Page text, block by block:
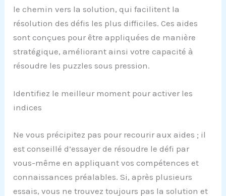
le chemin vers la solution, qui facilitent la
résolution des défis les plus difficiles. Ces aides
sont conçues pour être appliquées de manière
stratégique, améliorant ainsi votre capacité à
résoudre les puzzles sous pression.
Identifiez le meilleur moment pour activer les
indices
Ne vous précipitez pas pour recourir aux aides ; il
est conseillé d’essayer de résoudre le défi par
vous-même en appliquant vos compétences et
connaissances préalables. Si, après plusieurs
essais, vous ne trouvez toujours pas la solution et